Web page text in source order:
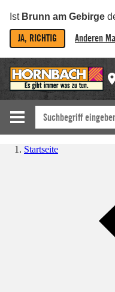
Ist Brunn am Gebirge
JA, RICHTIG Anderen
Startseite